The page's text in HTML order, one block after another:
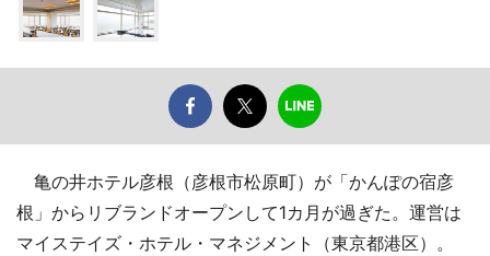
亀の井ホテル彦根（彦根市松原町）が「かんぽの宿彦
根」からリブランドオープンして1カ月が過ぎた。運営は
マイステイズ・ホテル・マネジメント（東京都港区）。